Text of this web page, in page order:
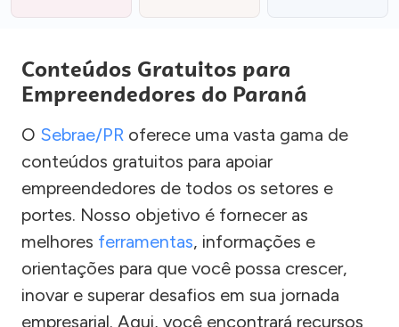
Conteúdos Gratuitos para
Empreendedores do Paraná
O Sebrae/PR oferece uma vasta gama de
conteúdos gratuitos para apoiar
empreendedores de todos os setores e
portes. Nosso objetivo é fornecer as
melhores ferramentas, informações e
orientações para que você possa crescer,
inovar e superar desafios em sua jornada
empresarial. Aqui, você encontrará recursos